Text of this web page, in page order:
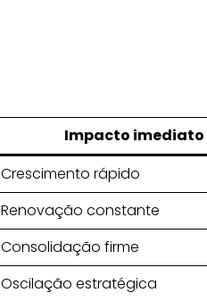
Impacto imediato
Crescimento rápido
Renovação constante
Consolidação firme
Oscilação estratégica